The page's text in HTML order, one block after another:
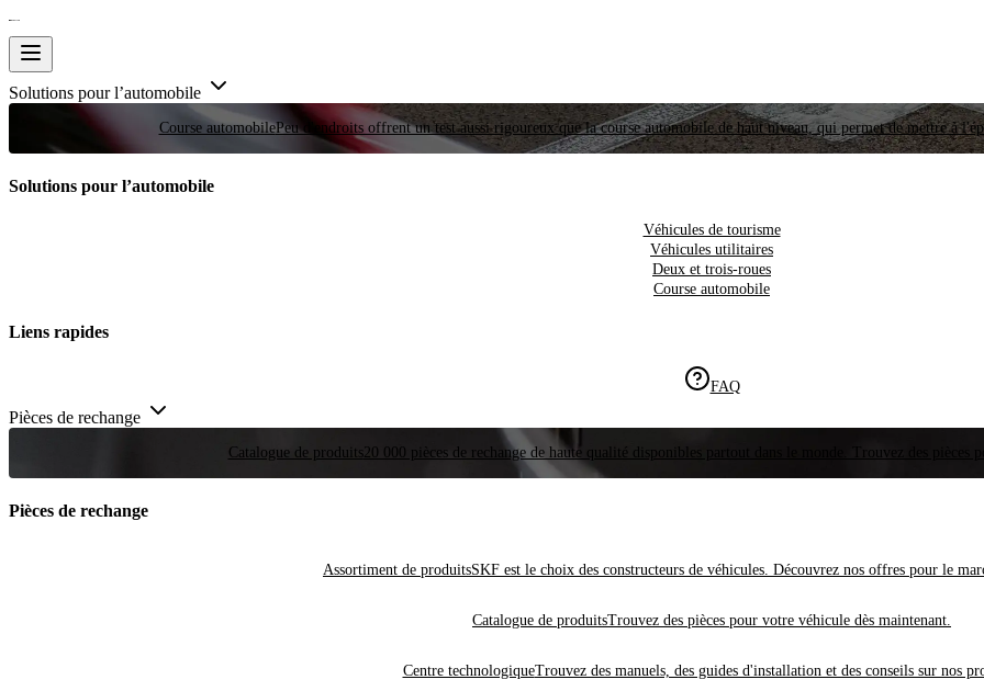
Solutions pour l’automobile
Course automobilePeu d'endroits offrent un test aussi rigoureux que la course automobile de haut niveau, qui permet de mettre à
Solutions pour l’automobile
Véhicules de tourisme
Véhicules utilitaires
Deux et trois-roues
Course automobile
Liens rapides
FAQ
Pièces de rechange
Catalogue de produits20 000 pièces de rechange de haute qualité disponibles partout dans le monde. Trouvez des pièces
Pièces de rechange
Assortiment de produitsSKF est le choix des constructeurs de véhicules. Découvrez nos offres pour le
Catalogue de produitsTrouvez des pièces pour votre véhicule dès maintenant.
Centre technologiqueTrouvez des manuels, des guides d'installation et des conseils sur nos